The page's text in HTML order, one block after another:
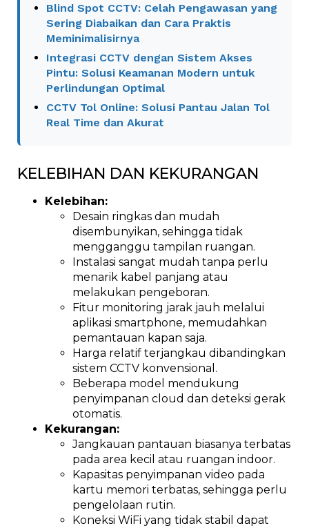
Blind Spot CCTV: Celah Pengawasan yang
Sering Diabaikan dan Cara Praktis
Meminimalisirnya
Integrasi CCTV dengan Sistem Akses
Pintu: Solusi Keamanan Modern untuk
Perlindungan Optimal
CCTV Tol Online: Solusi Pantau Jalan Tol
Real Time dan Akurat
KELEBIHAN DAN KEKURANGAN
Kelebihan:
Desain ringkas dan mudah
disembunyikan, sehingga tidak
mengganggu tampilan ruangan.
Instalasi sangat mudah tanpa perlu
menarik kabel panjang atau
melakukan pengeboran.
Fitur monitoring jarak jauh melalui
aplikasi smartphone, memudahkan
pemantauan kapan saja.
Harga relatif terjangkau dibandingkan
sistem CCTV konvensional.
Beberapa model mendukung
penyimpanan cloud dan deteksi gerak
otomatis.
Kekurangan:
Jangkauan pantauan biasanya terbatas
pada area kecil atau ruangan indoor.
Kapasitas penyimpanan video pada
kartu memori terbatas, sehingga perlu
pengelolaan rutin.
Koneksi WiFi yang tidak stabil dapat